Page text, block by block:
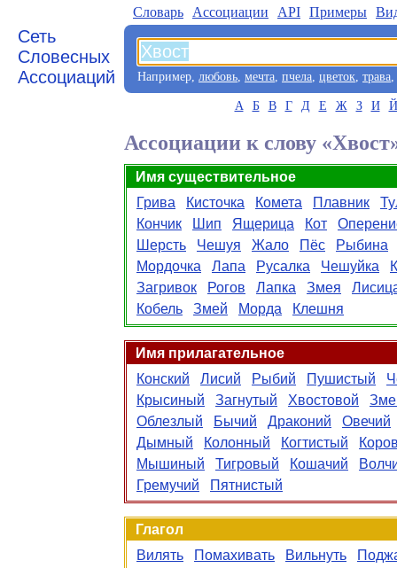
Сеть
Словесных
Ассоциаций
Словарь Aссоциации API Примеры
Например, любовь, мечта, пчела, цветок, трава,
А Б В Г Д Е Ж З И Й
Ассоциации к слову
Имя существительное
Грива
Кисточка Комета Плавник
Кончик
Шип Ящерица Кот
Шерсть
Чешуя Жало Пёс
Рыбина
Мордочка
Лапа Русалка Чешуйка
Загривок
Рогов Лапка Змея
Кобель
Змей Морда Клешня
Имя прилагательное
Конский
Лисий Рыбий Пушистый
Крысиный
Загнутый Хвостовой
Облезлый
Бычий Драконий
Овечий
Дымный
Колонный Когтистый
Мышиный
Тигровый Кошачий
Гремучий
Пятнистый
Глагол
Вилять
Помахивать Вильнуть